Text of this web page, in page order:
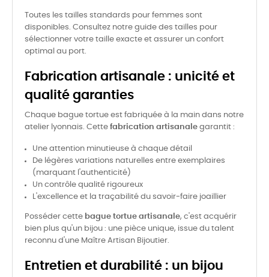
Toutes les tailles standards pour femmes sont
disponibles. Consultez notre guide des tailles pour
sélectionner votre taille exacte et assurer un confort
optimal au port.
Fabrication artisanale : unicité et
qualité garanties
Chaque bague tortue est fabriquée à la main dans notre
atelier lyonnais. Cette fabrication artisanale garantit :
Une attention minutieuse à chaque détail
De légères variations naturelles entre exemplaires
(marquant l'authenticité)
Un contrôle qualité rigoureux
L'excellence et la traçabilité du savoir-faire joaillier
Posséder cette bague tortue artisanale, c'est acquérir
bien plus qu'un bijou : une pièce unique, issue du talent
reconnu d'une Maître Artisan Bijoutier.
Entretien et durabilité : un bijou